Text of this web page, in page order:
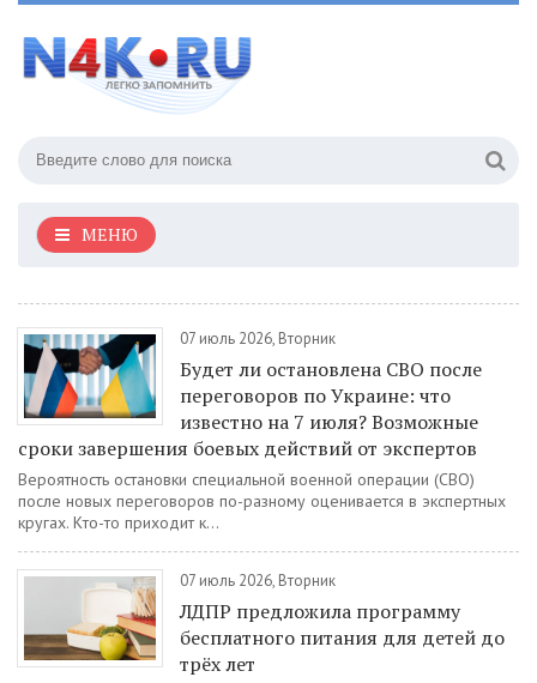
МЕНЮ
07 июль 2026, Вторник
Будет ли остановлена СВО после
переговоров по Украине: что
известно на 7 июля? Возможные
сроки завершения боевых действий от экспертов
Вероятность остановки специальной военной операции (СВО)
после новых переговоров по-разному оценивается в экспертных
кругах. Кто-то приходит к...
07 июль 2026, Вторник
ЛДПР предложила программу
бесплатного питания для детей до
трёх лет